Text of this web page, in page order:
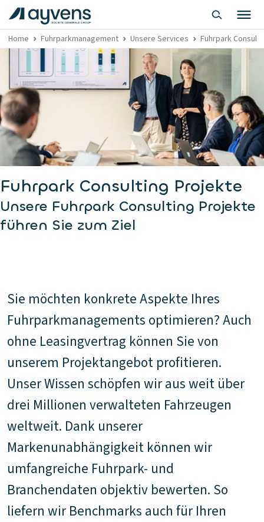
Home Fuhrparkmanagement Unsere Services Fuhrpark
Fuhrpark Consulting Projekte
Unsere Fuhrpark Consulting Projekte
führen Sie zum Ziel
Sie möchten konkrete Aspekte Ihres
Fuhrparkmanagements optimieren? Auch
ohne Leasingvertrag können Sie von
unserem Projektangebot profitieren.
Unser Wissen schöpfen wir aus weit über
drei Millionen verwalteten Fahrzeugen
weltweit. Dank unserer
Markenunabhängigkeit können wir
umfangreiche Fuhrpark- und
Branchendaten objektiv bewerten. So
liefern wir Benchmarks auch für Ihren